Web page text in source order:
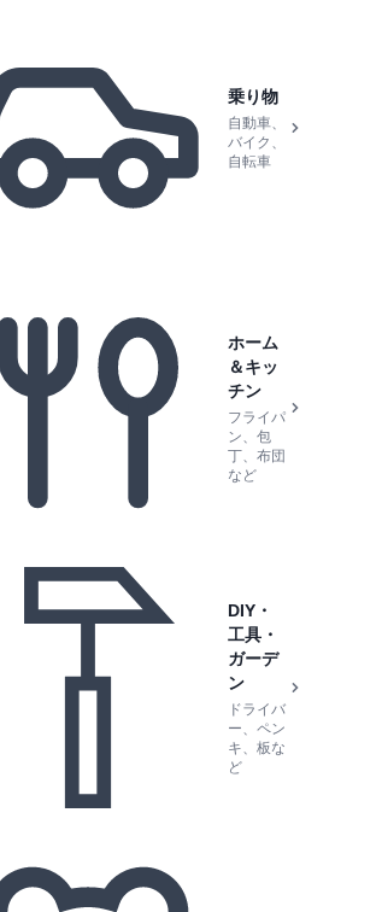
乗り物
自動車、
バイク、
自転車
ホーム
＆キッ
チン
フライパ
ン、包
丁、布団
など
DIY・
工具・
ガーデ
ン
ドライバ
ー、ペン
キ、板な
ど